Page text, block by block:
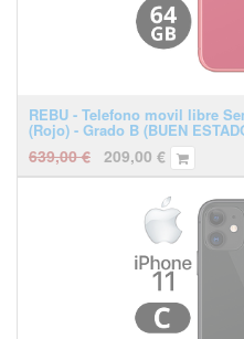
REBU - Telefono movil libre
(Rojo) - Grado B (BUEN
639,00€ 209,00 €